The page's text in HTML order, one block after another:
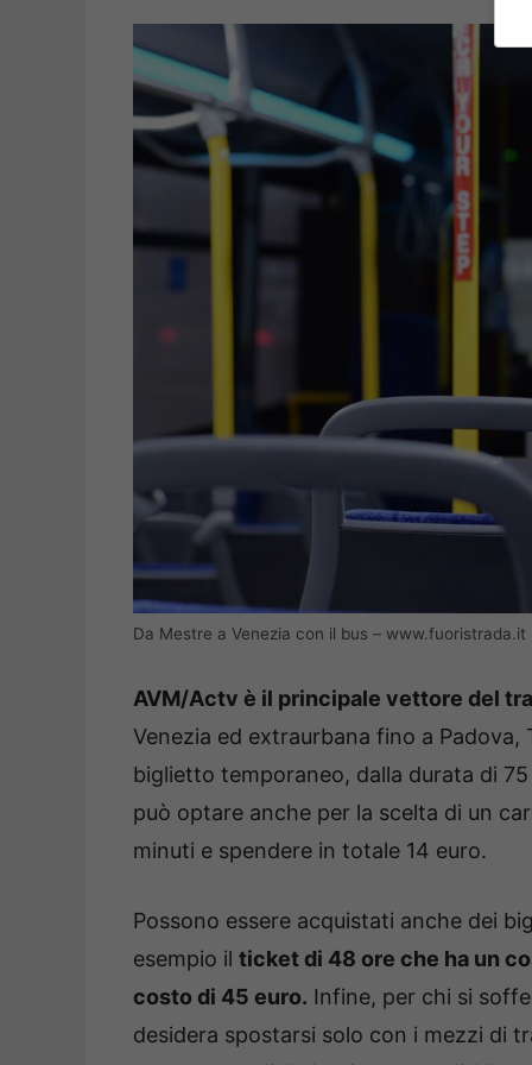
Da Mestre a Venezia con il bus – www.fuoristrada.it
AVM/Actv è il principale vettore del
Venezia ed extraurbana fino a Padova,
biglietto temporaneo, dalla durata di
può optare anche per la scelta di un
minuti e spendere in totale 14 euro.
Possono essere acquistati anche dei
esempio il ticket di 48 ore che ha un
costo di 45 euro. Infine, per chi si
desidera spostarsi solo con i mezzi di